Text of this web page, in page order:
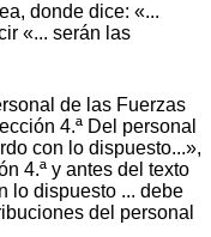
donde dice: «...
«... serán las
de las Fuerzas
4.ª Del personal
con lo dispuesto...»,
4.ª y antes del texto
lo dispuesto ... debe
del personal